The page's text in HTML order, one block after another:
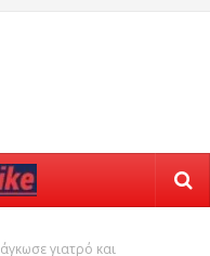
γιατρό και